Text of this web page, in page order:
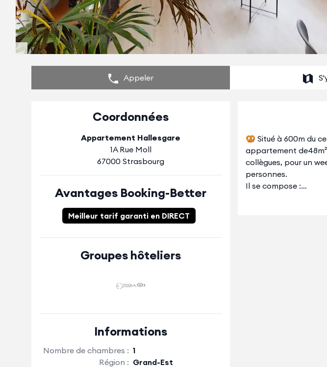
Appeler
Coordonnées
Appartement Hallesgare
1A Rue Moll
67000 Strasbourg
Avantages Booking-Better
Meilleur tarif garanti en DIRECT
Groupes hôteliers
Informations
Nombre de chambres : 1
Région : Grand-Est
🥨 Situé à 600m du
appartement
collègues, pour un
personnes.
Il se compose :